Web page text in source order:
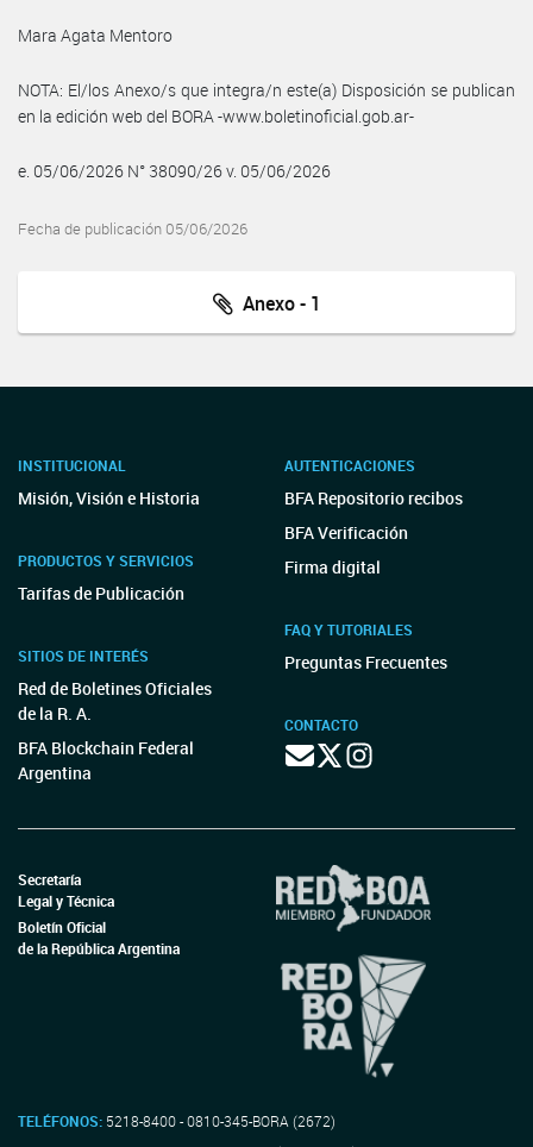
Mara Agata Mentoro
NOTA: El/los Anexo/s que integra/n este(a) Disposición se publican
en la edición web del BORA -www.boletinoficial.gob.ar-
e. 05/06/2026 N° 38090/26 v. 05/06/2026
Fecha de publicación 05/06/2026
Anexo - 1
INSTITUCIONAL
Misión, Visión e Historia
PRODUCTOS Y SERVICIOS
Tarifas de Publicación
SITIOS DE INTERÉS
Red de Boletines Oficiales
de la R. A.
BFA Blockchain Federal
Argentina
AUTENTICACIONES
BFA Repositorio recibos
BFA Verificación
Firma digital
FAQ Y TUTORIALES
Preguntas Frecuentes
CONTACTO
Secretaría
Legal y Técnica
Boletín Oficial
de la República Argentina
TELÉFONOS: 5218-8400 - 0810-345-BORA (2672)